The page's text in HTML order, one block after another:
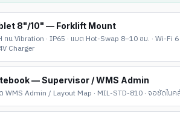
8"/10" — Forklift Mount
น Vibration · IP65 · แบต Hot-Swap 8–10 ชม. · Wi-Fi
Charger
— Supervisor / WMS Admin
WMS Admin / Layout Map · MIL-STD-810 · จอชัดในค